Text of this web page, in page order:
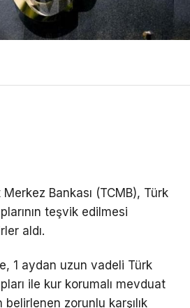
Bankası (TCMB), Türk
teşvik edilmesi
aldı.
1 aydan uzun vadeli Türk
ile kur korumalı mevduat
belirlenen zorunlu karşılık